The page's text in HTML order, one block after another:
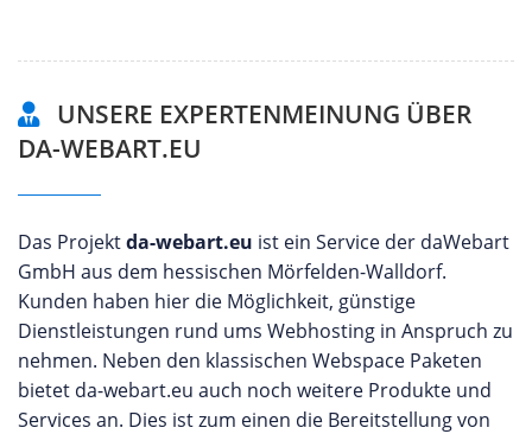
UNSERE EXPERTENMEINUNG ÜBER
DA-WEBART.EU
Das Projektda-webart.eu ist ein Service der daWebart
GmbH aus dem hessischen Mörfelden-Walldorf.
Kunden haben hier die Möglichkeit, günstige
Dienstleistungen rund ums Webhosting in Anspruch zu
nehmen. Neben den klassischen Webspace Paketen
bietet da-webart.eu auch noch weitere Produkte und
Services an. Dies ist zum einen die Bereitstellung von